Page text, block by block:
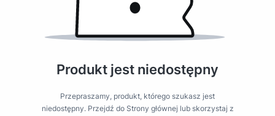
Produkt jest niedostępny
Przepraszamy, produkt, którego szukasz jest
niedostępny. Przejdź do Strony głównej lub skorzystaj z